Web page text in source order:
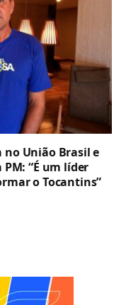
no União Brasil e
“É um líder
o Tocantins”